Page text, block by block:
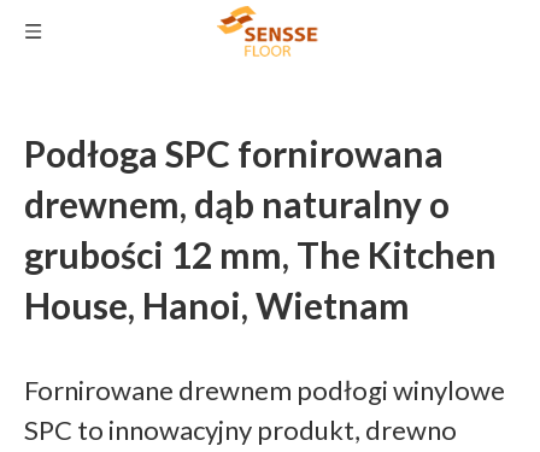
Podłoga SPC fornirowana
drewnem, dąb naturalny o
grubości 12 mm, The Kitchen
House, Hanoi, Wietnam
Fornirowane drewnem podłogi winylowe
SPC to innowacyjny produkt, drewno